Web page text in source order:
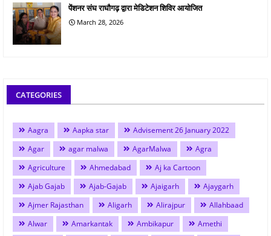
पेंशनर संघ राघौगढ़ द्वारा मेडिटेशन शिविर आयोजित
March 28, 2026
CATEGORIES
Aagra Aapka star
Advisement 26 January 2022
Agar
agar malwa AgarMalwa
Agra
Agriculture
Ahmedabad
Aj ka Cartoon
Ajab Gajab
Ajab-Gajab Ajaigarh
Ajaygarh
Ajmer Rajasthan
Aligarh Alirajpur
Allahbaad
Alwar
Amarkantak Ambikapur
Amethi